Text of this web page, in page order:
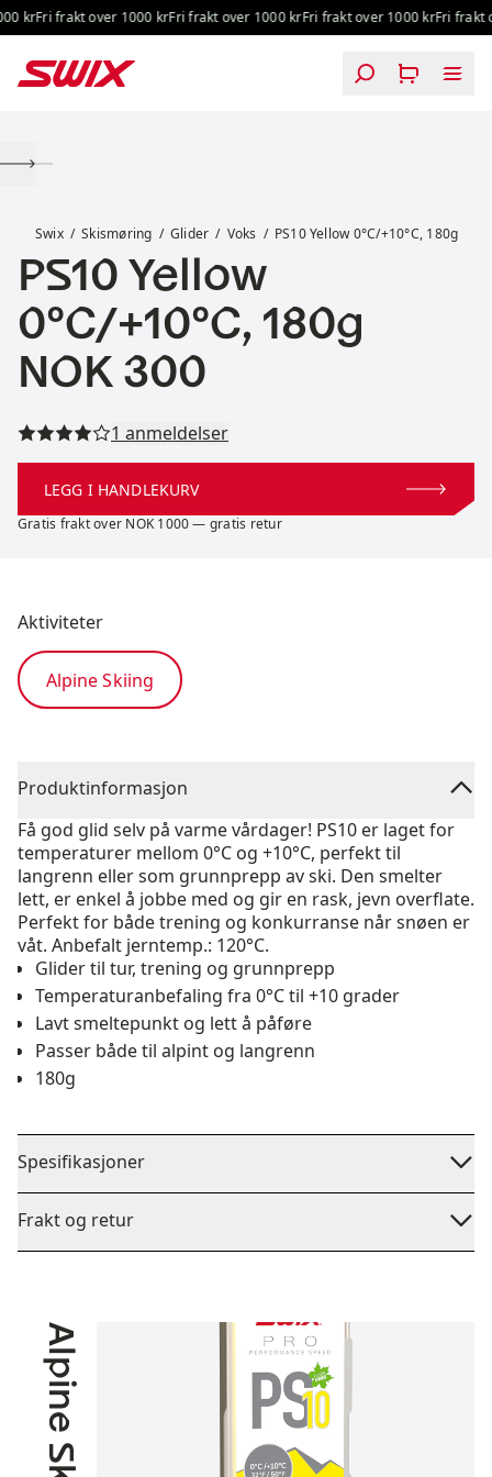
Hopp til innhold
krFri frakt over 1000 krFri frakt over 1000 krFri frakt over 1000 krFri frakt
Swix Skismøring Glider Voks PS10 Yellow 0°C/+10°C, 180g
PS10 Yellow
0°C/+10°C, 180g
Pris:
NOK 300
Les alle anmeldelser
1 anmeldelser
LEGG I HANDLEKURV
Gratis frakt over NOK 1000 — gratis retur
Aktiviteter
Alpine Skiing
Produktinformasjon
Få god glid selv på varme vårdager! PS10 er laget for
temperaturer mellom 0°C og +10°C, perfekt til
langrenn eller som grunnprepp av ski. Den smelter
lett, er enkel å jobbe med og gir en rask, jevn overflate.
Perfekt for både trening og konkurranse når snøen er
våt. Anbefalt jerntemp.: 120°C.
Glider til tur, trening og grunnprepp
Temperaturanbefaling fra 0°C til +10 grader
Lavt smeltepunkt og lett å påføre
Passer både til alpint og langrenn
180g
Spesifikasjoner
Frakt og retur